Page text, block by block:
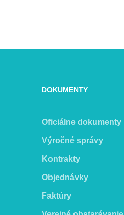
DOKUMENTY
Oficiálne dokumenty
Výročné správy
Kontrakty
Objednávky
Faktúry